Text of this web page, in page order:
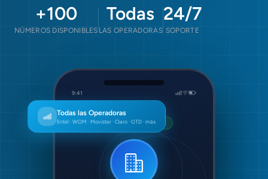
+100
NÚMEROS DISPONIBLES
Todas
LAS OPERADORAS
24/7
SOPORTE
Todas las Operadoras
Entel · WOM · Movistar · Claro · GTD · más
9:41
Número Asterisco
En llamada · 00:42